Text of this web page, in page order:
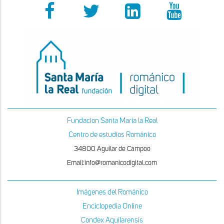
Fundacion Santa Maria la Real
Centro de estudios Románico
34800 Aguilar de Campoo
Email:info@romanicodigital.com
Imágenes del Románico
Enciclopedia Online
Condex Aquilarensis